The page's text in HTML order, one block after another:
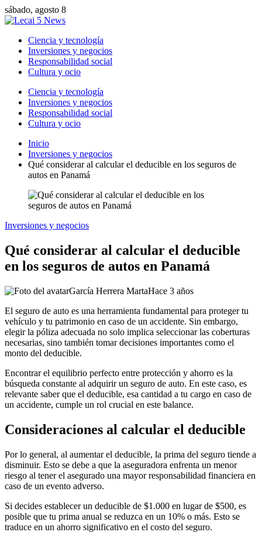
sábado, agosto 8
Ciencia y tecnología
Inversiones y negocios
Responsabilidad social
Cultura y ocio
Ciencia y tecnología
Inversiones y negocios
Responsabilidad social
Cultura y ocio
Inicio
Inversiones y negocios
Qué considerar al calcular el deducible en los seguros de
autos en Panamá
Inversiones y negocios
Qué considerar al calcular el deducible
en los seguros de autos en Panamá
García Herrera MartaHace 3 años
El seguro de auto es una herramienta fundamental para proteger tu
vehículo y tu patrimonio en caso de un accidente. Sin embargo,
elegir la póliza adecuada no solo implica seleccionar las coberturas
necesarias, sino también tomar decisiones importantes como el
monto del deducible.
Encontrar el equilibrio perfecto entre protección y ahorro es la
búsqueda constante al adquirir un seguro de auto. En este caso, es
relevante saber que el deducible, esa cantidad a tu cargo en caso de
un accidente, cumple un rol crucial en este balance.
Consideraciones al calcular el deducible
Por lo general, al aumentar el deducible, la prima del seguro tiende a
disminuir. Esto se debe a que la aseguradora enfrenta un menor
riesgo al tener el asegurado una mayor responsabilidad financiera en
caso de un evento adverso.
Si decides establecer un deducible de $1.000 en lugar de $500, es
posible que tu prima anual se reduzca en un 10% o más. Esto se
traduce en un ahorro significativo en el costo del seguro.